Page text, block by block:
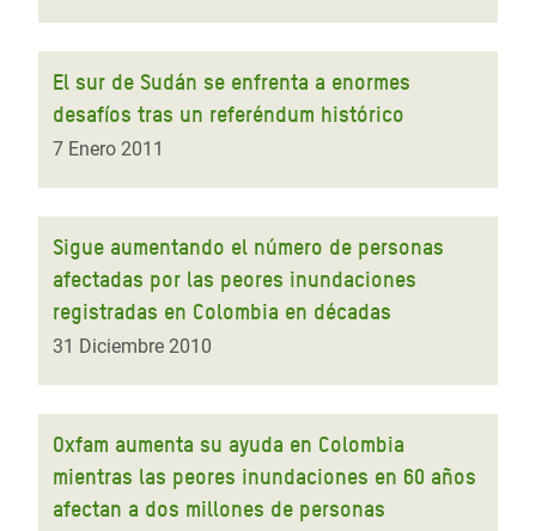
la
navegación
El sur de Sudán se enfrenta a enormes
desafíos tras un referéndum histórico
7 Enero 2011
Sigue aumentando el número de personas
afectadas por las peores inundaciones
registradas en Colombia en décadas
31 Diciembre 2010
Oxfam aumenta su ayuda en Colombia
mientras las peores inundaciones en 60 años
afectan a dos millones de personas